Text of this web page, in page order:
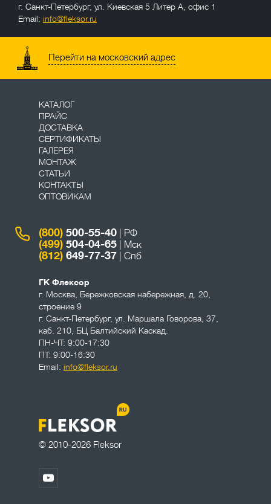
г. Санкт-Петербург, ул. Киевская 5 Литер А, офис 1
Email: info@fleksor.ru
Перейти на московский адрес
info@fleksor.ru
© 2010-2026 Fleksor
КАТАЛОГ
ПРАЙС
ДОСТАВКА
СЕРТИФИКАТЫ
ГАЛЕРЕЯ
МОНТАЖ
СТАТЬИ
КОНТАКТЫ
ОПТОВИКАМ
(800) 500-55-40 | РФ
(499) 504-04-65 | Мск
(812) 649-77-37 | Спб
ГК Флексор
г. Москва Бережковская набережная, д. 20,
строение 9
г. Санкт-Петербург, ул. Маршала Говорова, 37,
каб. 210, БЦ Балтийский Каскад.
ПН-ЧТ: 9:00-17:30
ПТ: 9:00-16:30
Email: info@fleksor.ru